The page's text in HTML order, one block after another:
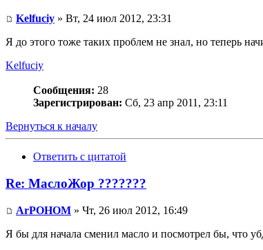
Kelfuciy » Вт, 24 июл 2012, 23:31
Я до этого тоже таких проблем не знал, но теперь
Kelfuciy
Сообщения: 28
Зарегистрирован: Сб, 23 апр 2011, 23:11
Вернуться к началу
Ответить с цитатой
Re: МаслоЖор ???????
ArPOHOM » Чт, 26 июл 2012, 16:49
Я бы для начала сменил масло и посмотрел бы, что